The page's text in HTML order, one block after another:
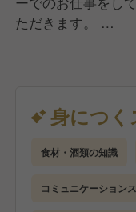
ただきます。
具体的な仕事内容
■仕込みを含めた
■カウンターでの
■食材管理
身につ
食材・酒類の知識
コミュニケーション